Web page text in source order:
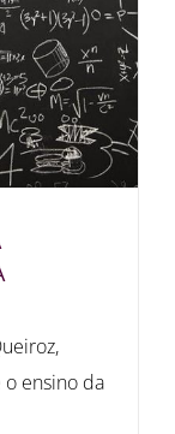
o ensino da